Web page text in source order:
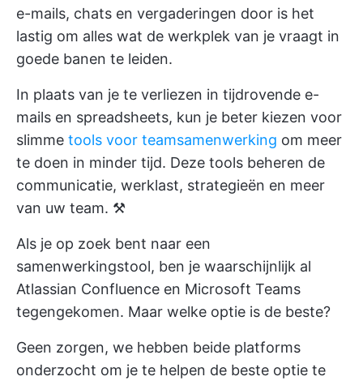
e-mails, chats en vergaderingen door is het
lastig om alles wat de werkplek van je vraagt in
goede banen te leiden.
In plaats van je te verliezen in tijdrovende e-
mails en spreadsheets, kun je beter kiezen voor
slimme tools voor teamsamenwerking om meer
te doen in minder tijd. Deze tools beheren de
communicatie, werklast, strategieën en meer
van uw team. ⚒️
Als je op zoek bent naar een
samenwerkingstool, ben je waarschijnlijk al
Atlassian Confluence en Microsoft Teams
tegengekomen. Maar welke optie is de beste?
Geen zorgen, we hebben beide platforms
onderzocht om je te helpen de beste optie te